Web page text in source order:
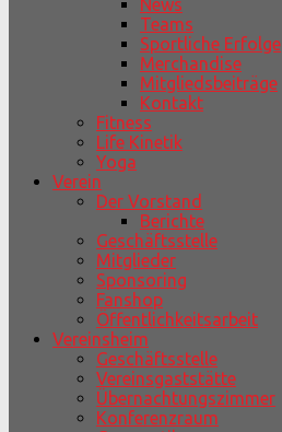
News
Teams
Sportliche Erfolge
Merchandise
Mitgliedsbeiträge
Kontakt
Fitness
Life Kinetik
Yoga
Verein
Der Vorstand
Berichte
Geschäftsstelle
Mitglieder
Sponsoring
Fanshop
Öffentlichkeitsarbeit
Vereinsheim
Geschäftsstelle
Vereinsgaststätte
Übernachtungszimmer
Konferenzraum